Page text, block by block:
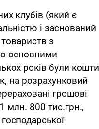
клубів (який є
і заснований
з
основними
років були кошти
на розрахунковий
грошові
млн. 800 тис.грн.,